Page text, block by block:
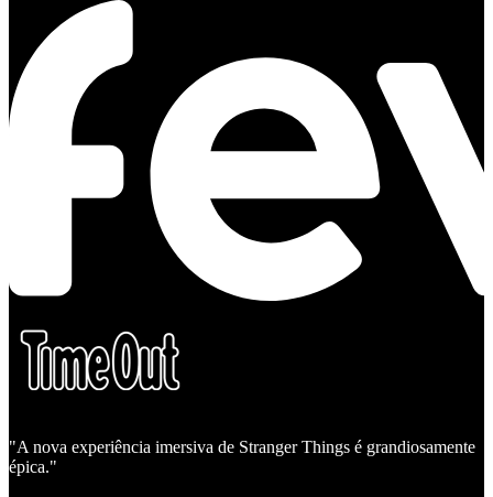
"A nova experiência imersiva de Stranger Things é grandiosamente
épica."